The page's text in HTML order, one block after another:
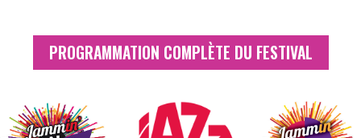
PROGRAMMATION COMPLÈTE DU FESTIVAL